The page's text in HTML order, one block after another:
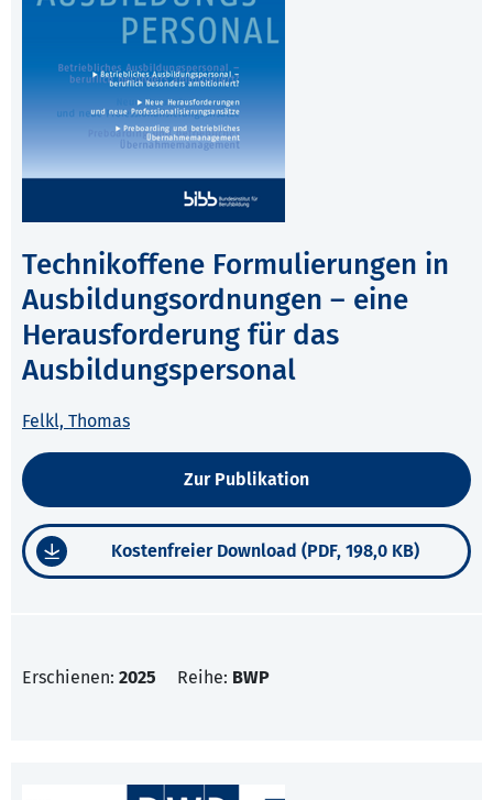
Technikoffene Formulierungen in
Ausbildungsordnungen – eine
Herausforderung für das
Ausbildungspersonal
Felkl, Thomas
Zur Publikation
Kostenfreier Download (PDF, 198,0 KB)
Erschienen: 2025 Reihe: BWP